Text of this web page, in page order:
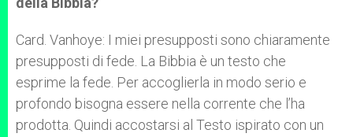
Card. Vanhoye: I miei presupposti sono chiaramente
presupposti di fede. La Bibbia è un testo che
esprime la fede. Per accoglierla in modo serio e
profondo bisogna essere nella corrente che l’ha
prodotta. Quindi accostarsi al Testo ispirato con un